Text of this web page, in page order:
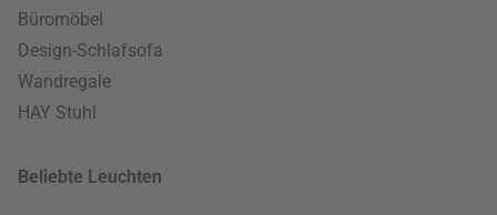
Büromöbel
Design-Schlafsofa
Wandregale
HAY Stuhl
Beliebte Leuchten